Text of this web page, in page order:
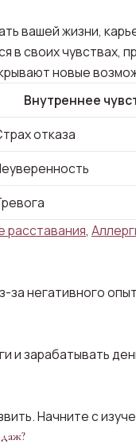
вашей жизни,
в своих чувствах,
новые
Внутреннее
отказа
расставания,
негативного
и зарабатывать
Начните с